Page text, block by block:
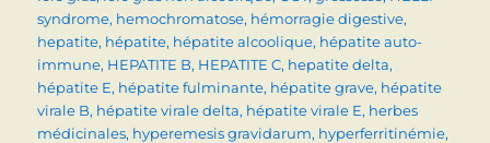
syndrome, hemochromatose, hémorragie digestive,
hepatite, hépatite, hépatite alcoolique, hépatite auto-
immune, HEPATITE B, HEPATITE C, hepatite delta,
hépatite E, hépatite fulminante, hépatite grave, hépatite
virale B, hépatite virale delta, hépatite virale E, herbes
médicinales, hyperemesis gravidarum, hyperferritinémie,